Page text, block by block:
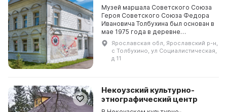
Музей маршала Советского Союза
Героя Советского Союза Федора
Ивановича Толбухина был основан в
мае 1975 года в деревне
Андроники, где он родился. Сейчас
этот музей находится в селе
Толбухино, в двухэт...
Ярославская обл, Ярославский р-н,
с Толбухино, ул Социалистическая,
д 11
Некоузский культурно-
этнографический центр